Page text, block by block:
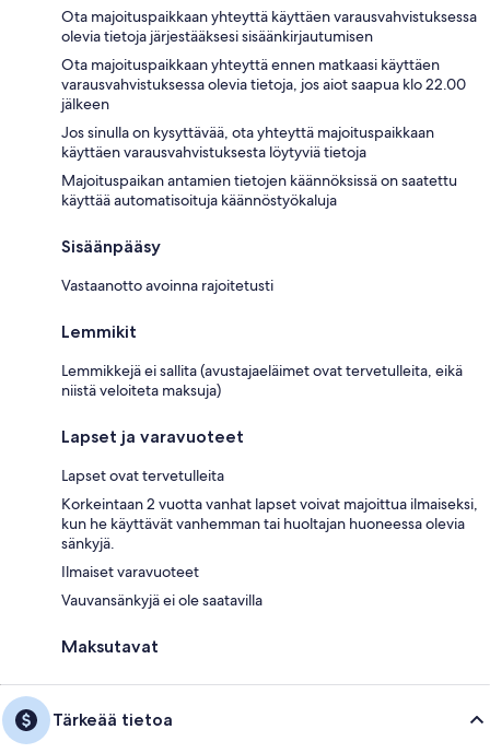
Ota majoituspaikkaan yhteyttä käyttäen varausvahvistuksessa
olevia tietoja järjestääksesi sisäänkirjautumisen
Ota majoituspaikkaan yhteyttä ennen matkaasi käyttäen
varausvahvistuksessa olevia tietoja, jos aiot saapua klo 22.00
jälkeen
Jos sinulla on kysyttävää, ota yhteyttä majoituspaikkaan
käyttäen varausvahvistuksesta löytyviä tietoja
Majoituspaikan antamien tietojen käännöksissä on saatettu
käyttää automatisoituja käännöstyökaluja
Sisäänpääsy
Vastaanotto avoinna rajoitetusti
Lemmikit
Lemmikkejä ei sallita (avustajaeläimet ovat tervetulleita, eikä
niistä veloiteta maksuja)
Lapset ja varavuoteet
Lapset ovat tervetulleita
Korkeintaan 2 vuotta vanhat lapset voivat majoittua ilmaiseksi,
kun he käyttävät vanhemman tai huoltajan huoneessa olevia
sänkyjä.
Ilmaiset varavuoteet
Vauvansänkyjä ei ole saatavilla
Maksutavat
Tärkeää tietoa